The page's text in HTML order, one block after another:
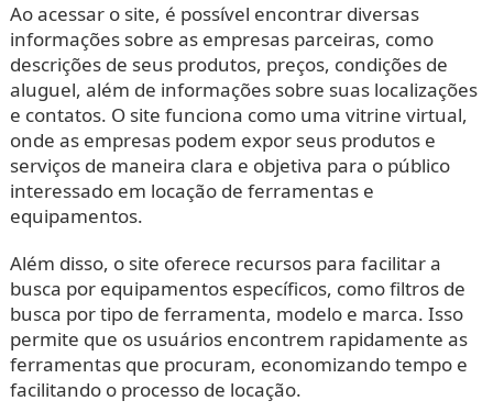
Ao acessar o site, é possível encontrar diversas
informações sobre as empresas parceiras, como
descrições de seus produtos, preços, condições de
aluguel, além de informações sobre suas localizações
e contatos. O site funciona como uma vitrine virtual,
onde as empresas podem expor seus produtos e
serviços de maneira clara e objetiva para o público
interessado em locação de ferramentas e
equipamentos.
Além disso, o site oferece recursos para facilitar a
busca por equipamentos específicos, como filtros de
busca por tipo de ferramenta, modelo e marca. Isso
permite que os usuários encontrem rapidamente as
ferramentas que procuram, economizando tempo e
facilitando o processo de locação.